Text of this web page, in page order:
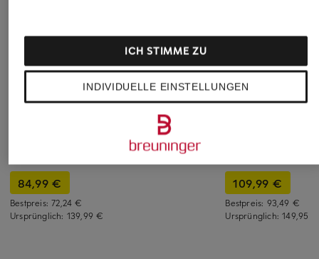
84,99 €
Bestpreis:72,24 €
Ursprünglich: 139,99 €
HUGO
Anzughose TEAGAN
Modern Fit
149,95 €
109,99 €
Bestpreis: 93,49 €
Ursprünglich:149,95 €
INDIVIDUELLE EINSTELLUNGEN
ICH STIMME ZU